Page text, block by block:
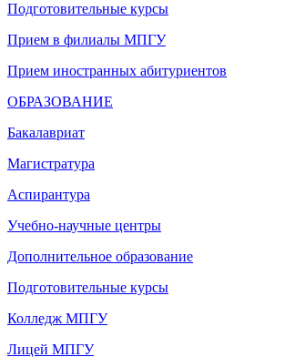
Подготовительные курсы
Прием в филиалы МПГУ
Прием иностранных абитуриентов
ОБРАЗОВАНИЕ
Бакалавриат
Магистратура
Аспирантура
Учебно-научные центры
Дополнительное образование
Подготовительные курсы
Колледж МПГУ
Лицей МПГУ